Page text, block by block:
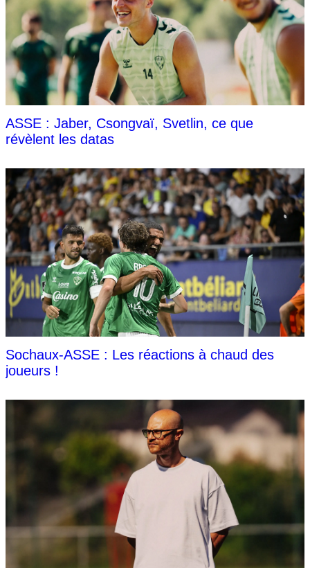
ASSE : Jaber, Csongvaï, Svetlin, ce que
révèlent les datas
Sochaux-ASSE : Les réactions à chaud des
joueurs !